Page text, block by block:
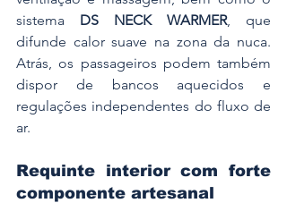
sistema DS NECK WARMER, que
difunde calor suave na zona da nuca.
Atrás, os passageiros podem também
dispor de bancos aquecidos e
regulações independentes do fluxo de
ar.
Requinte interior com forte
componente artesanal